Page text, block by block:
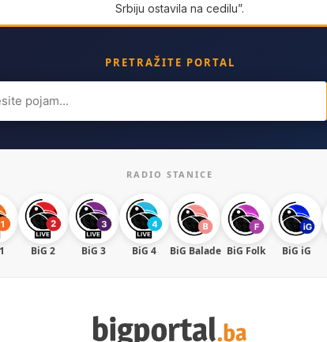
Srbiju ostavila na cedilu”.
PRETRAŽITE PORTAL
RADIO STANICE
BiG 2 BiG 3 BiG 4 BiG Balade BiG Folk BiG iG